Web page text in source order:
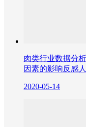
肉类行业数据分
因素的影响反感
2020-05-14